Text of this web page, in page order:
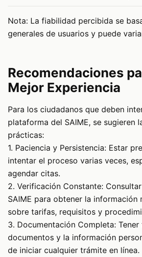
Nota: La fiabilidad percibida se
generales de usuarios y puede
Recomendaciones
Mejor Experiencia
Para los ciudadanos que deben
plataforma del SAIME, se sugieren
prácticas:
1. Paciencia y Persistencia: Estar
intentar el proceso varias veces,
agendar citas.
2. Verificación Constante:
SAIME para obtener la información
sobre tarifas, requisitos y
3. Documentación Completa:
documentos y la información
de iniciar cualquier trámite en línea.